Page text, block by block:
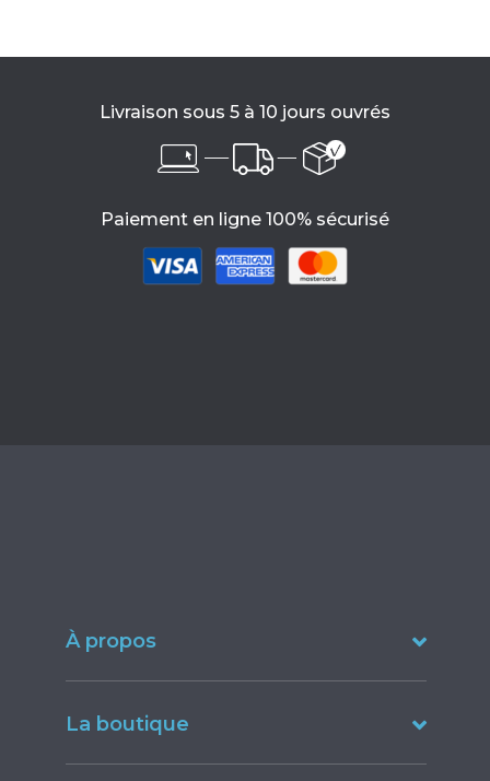
Livraison sous 5 à 10 jours ouvrés
Paiement en ligne 100% sécurisé
À propos
La boutique